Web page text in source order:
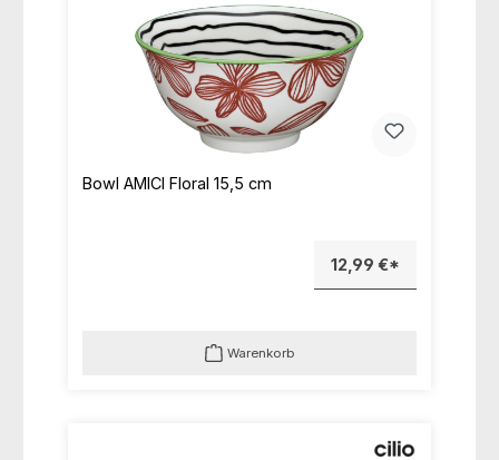
Bowl AMICI Floral 15,5 cm
12,99 €*
Warenkorb